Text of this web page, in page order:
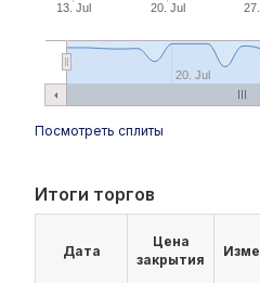
13. Jul 20. Jul
20. Jul
Посмотреть сплиты
Итоги торгов
Дата
Цена
закрытия